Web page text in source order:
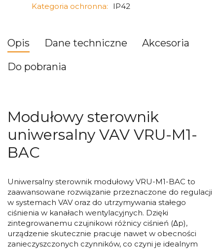
Kategoria ochronna: IP42
Opis Dane techniczne
Akcesoria
Do pobrania
Modułowy sterownik
uniwersalny VAV VRU-M1-
BAC
Uniwersalny sterownik modułowy VRU-M1-BAC to
zaawansowane rozwiązanie przeznaczone do regulacji
w systemach VAV oraz do utrzymywania stałego
ciśnienia w kanałach wentylacyjnych. Dzięki
zintegrowanemu czujnikowi różnicy ciśnień (Δp),
urządzenie skutecznie pracuje nawet w obecności
zanieczyszczonych czynników, co czyni je idealnym